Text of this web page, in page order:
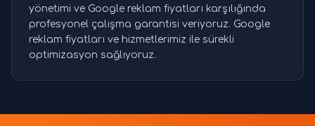
yönetimi ve Google reklam fiyatları karşılığında
profesyonel çalışma garantisi veriyoruz. Google
reklam fiyatları ve hizmetlerimiz ile sürekli
optimizasyon sağlıyoruz.